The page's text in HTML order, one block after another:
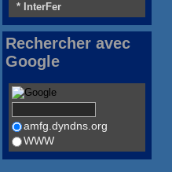
* InterFer
Rechercher avec
Google
amfg.dyndns.org
WWW